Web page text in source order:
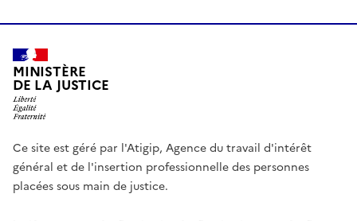
MINISTÈRE
DE LA JUSTICE
Ce site est géré par l'Atigip, Agence du travail d'intérêt
général et de l'insertion professionnelle des personnes
placées sous main de justice.